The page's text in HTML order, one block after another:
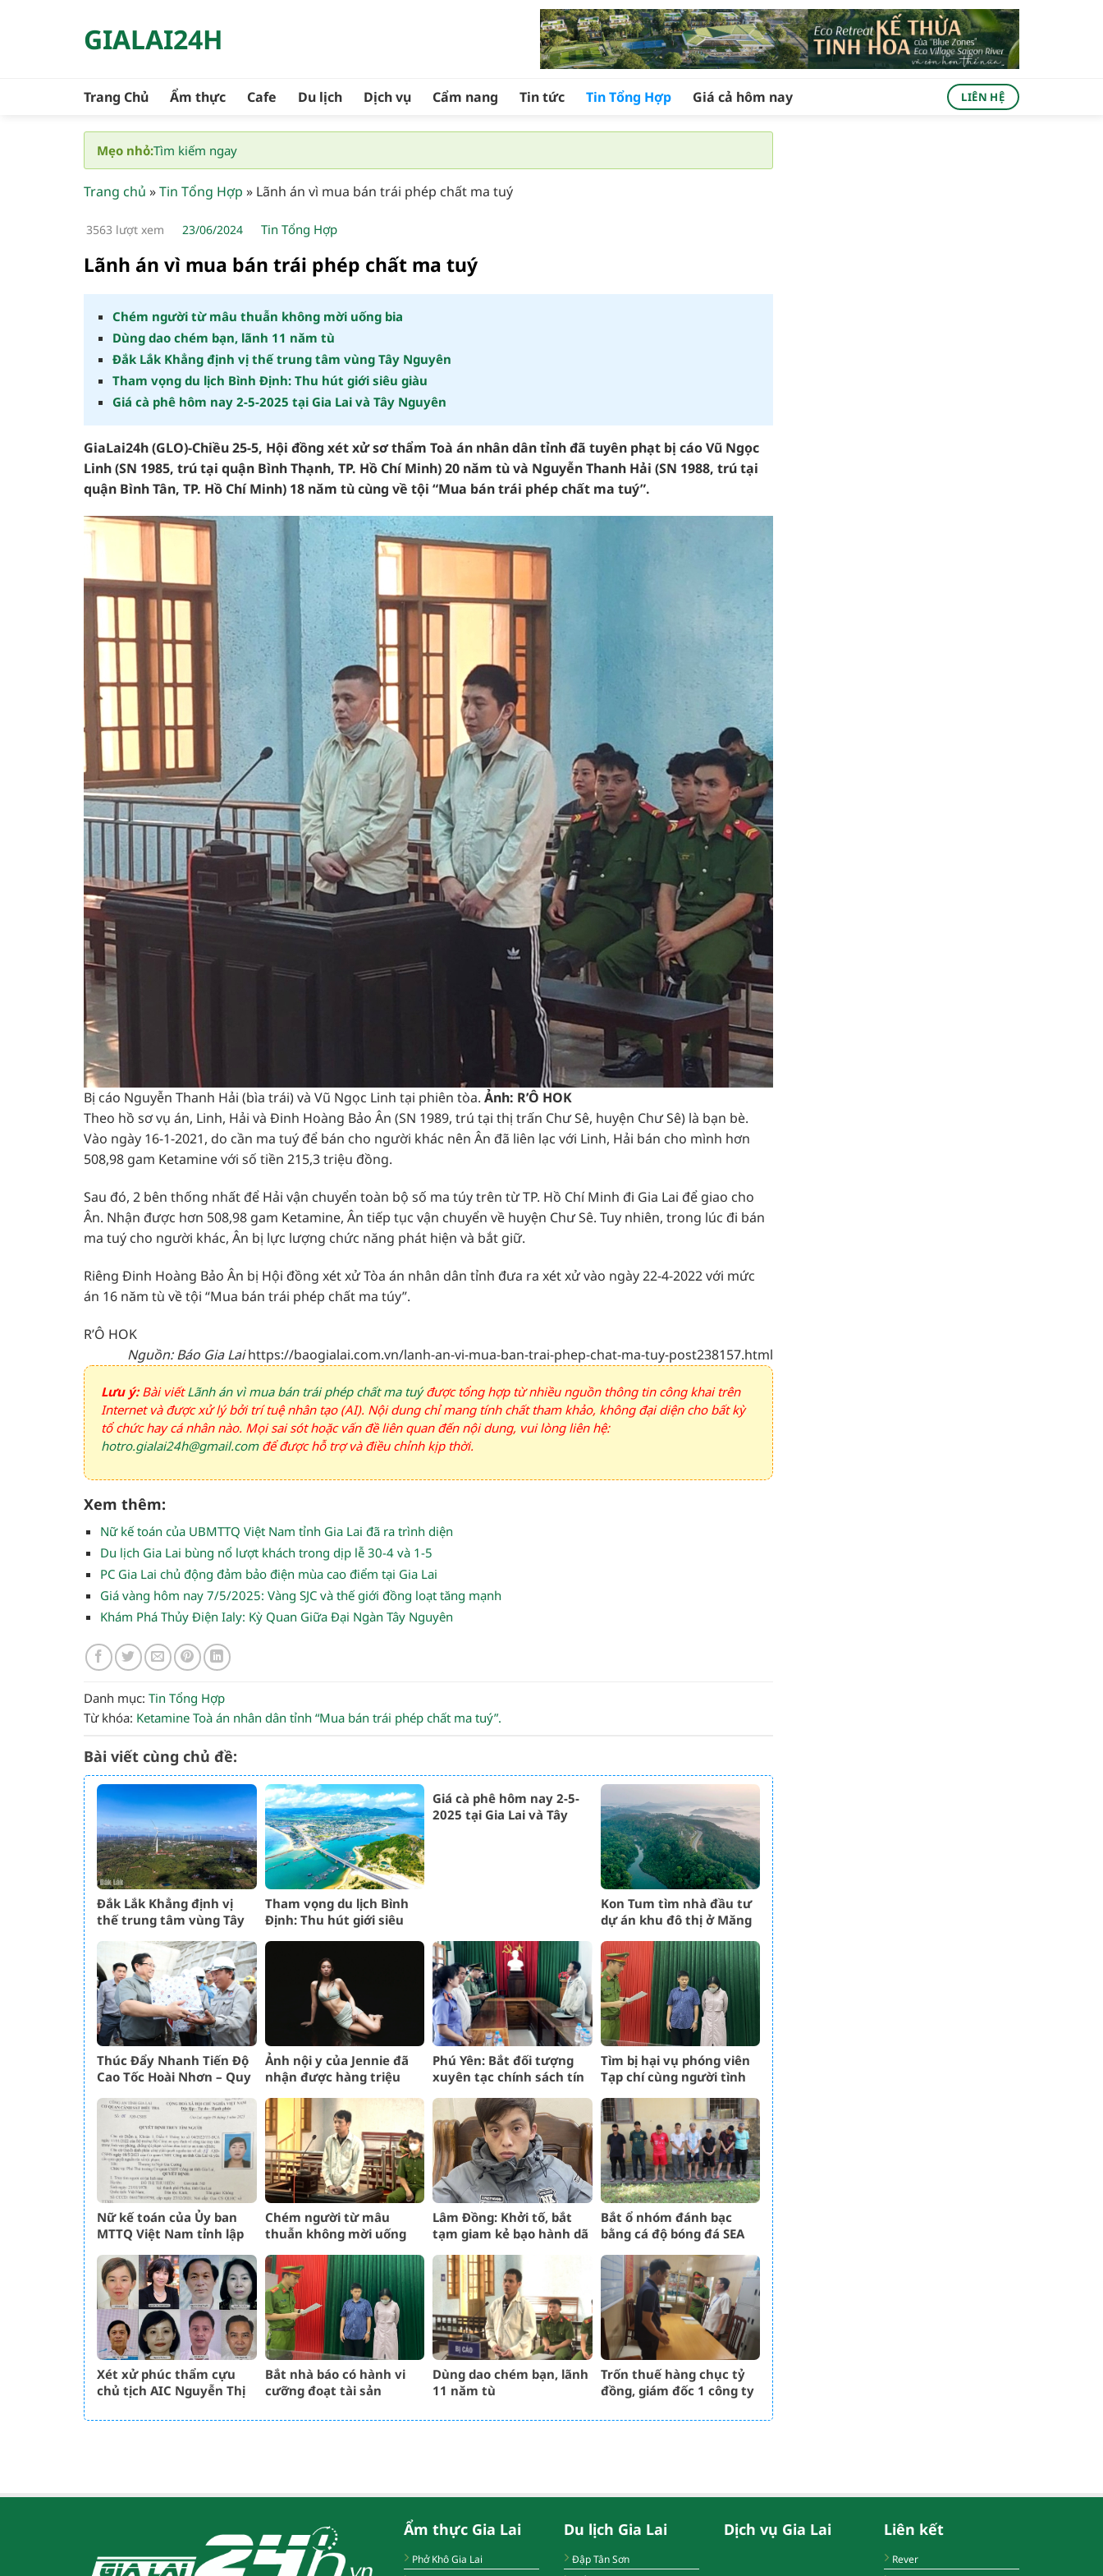
GIALAI24H
Trang Chủ Ẩm thực Cafe Du lịch Dịch vụ Cẩm nang Tin tức Tin Tổng Hợp Giá cả hôm nay LIÊN HỆ
Mẹo nhỏ:Tìm kiếm ngay
Trang chủ »Tin Tổng Hợp » Lãnh án vì mua bán trái phép chất ma tuý
3563 lượt xem 23/06/2024 Tin Tổng Hợp
Lãnh án vì mua bán trái phép chất ma tuý
Chém người từ mâu thuẫn không mời uống bia
Dùng dao chém bạn, lãnh 11 năm tù
Đắk Lắk Khẳng định vị thế trung tâm vùng Tây Nguyên
Tham vọng du lịch Bình Định: Thu hút giới siêu giàu
Giá cà phê hôm nay 2-5-2025 tại Gia Lai và Tây Nguyên
GiaLai24h (GLO)-Chiều 25-5, Hội đồng xét xử sơ thẩm Toà án nhân dân tỉnh đã tuyên phạt bị cáo Vũ Ngọc
Linh (SN 1985, trú tại quận Bình Thạnh, TP. Hồ Chí Minh) 20 năm tù và Nguyễn Thanh Hải (SN 1988, trú tại
quận Bình Tân, TP. Hồ Chí Minh) 18 năm tù cùng về tội “Mua bán trái phép chất ma tuý”.
Bị cáo Nguyễn Thanh Hải (bìa trái) và Vũ Ngọc Linh tại phiên tòa. Ảnh: R’Ô HOK
Theo hồ sơ vụ án, Linh, Hải và Đinh Hoàng Bảo Ân (SN 1989, trú tại thị trấn Chư Sê, huyện Chư Sê) là bạn bè.
Vào ngày 16-1-2021, do cần ma tuý để bán cho người khác nên Ân đã liên lạc với Linh, Hải bán cho mình hơn
508,98 gam Ketamine với số tiền 215,3 triệu đồng.
Sau đó, 2 bên thống nhất để Hải vận chuyển toàn bộ số ma túy trên từ TP. Hồ Chí Minh đi Gia Lai để giao cho
Ân. Nhận được hơn 508,98 gam Ketamine, Ân tiếp tục vận chuyển về huyện Chư Sê. Tuy nhiên, trong lúc đi bán
ma tuý cho người khác, Ân bị lực lượng chức năng phát hiện và bắt giữ.
Riêng Đinh Hoàng Bảo Ân bị Hội đồng xét xử Tòa án nhân dân tỉnh đưa ra xét xử vào ngày 22-4-2022 với mức
án 16 năm tù về tội “Mua bán trái phép chất ma túy”.
R’Ô HOK
Nguồn: Báo Gia Laihttps://baogialai.com.vn/lanh-an-vi-mua-ban-trai-phep-chat-ma-tuy-post238157.html
Lưu ý:Bài viếtLãnh án vì mua bán trái phép chất ma tuýđược tổng hợp từ nhiều nguồn thông tin công khai trên
Internet và được xử lý bởi trí tuệ nhân tạo (AI). Nội dung chỉ mang tính chất tham khảo, không đại diện cho bất kỳ
tổ chức hay cá nhân nào. Mọi sai sót hoặc vấn đề liên quan đến nội dung, vui lòng liên hệ:
hotro.gialai24h@gmail.comđể được hỗ trợ và điều chỉnh kịp thời.
Xem thêm:
Nữ kế toán của UBMTTQ Việt Nam tỉnh Gia Lai đã ra trình diện
Du lịch Gia Lai bùng nổ lượt khách trong dịp lễ 30-4 và 1-5
PC Gia Lai chủ động đảm bảo điện mùa cao điểm tại Gia Lai
Giá vàng hôm nay 7/5/2025: Vàng SJC và thế giới đồng loạt tăng mạnh
Khám Phá Thủy Điện Ialy: Kỳ Quan Giữa Đại Ngàn Tây Nguyên
Danh mục: Tin Tổng Hợp
Từ khóa: Ketamine Toà án nhân dân tỉnh “Mua bán trái phép chất ma tuý”.
Bài viết cùng chủ đề:
Đắk Lắk Khẳng định vị
thế trung tâm vùng Tây
Tham vọng du lịch Bình
Định: Thu hút giới siêu
Giá cà phê hôm nay 2-5-
2025 tại Gia Lai và Tây
Kon Tum tìm nhà đầu tư
dự án khu đô thị ở Măng
Thúc Đẩy Nhanh Tiến Độ
Cao Tốc Hoài Nhơn – Quy
Ảnh nội y của Jennie đã
nhận được hàng triệu
của nữ hoàng thời trang
Phú Yên: Bắt đối tượng
xuyên tạc chính sách tín
Tìm bị hại vụ phóng viên
Tạp chí cùng người tình
Nữ kế toán của Ủy ban
MTTQ Việt Nam tỉnh lập
3,5 tỷ đồng
Chém người từ mâu
thuẫn không mời uống
Lâm Đồng: Khởi tố, bắt
tạm giam kẻ bạo hành dã
Bắt ổ nhóm đánh bạc
bằng cá độ bóng đá SEA
đồng
Xét xử phúc thẩm cựu
chủ tịch AIC Nguyễn Thị
Bắt nhà báo có hành vi
cưỡng đoạt tài sản
Dùng dao chém bạn, lãnh
11 năm tù
Trốn thuế hàng chục tỷ
đồng, giám đốc 1 công ty
Ẩm thực Gia Lai
Phở Khô Gia Lai
Du lịch Gia Lai
Đập Tân Sơn
Dịch vụ Gia Lai Liên kết
Rever